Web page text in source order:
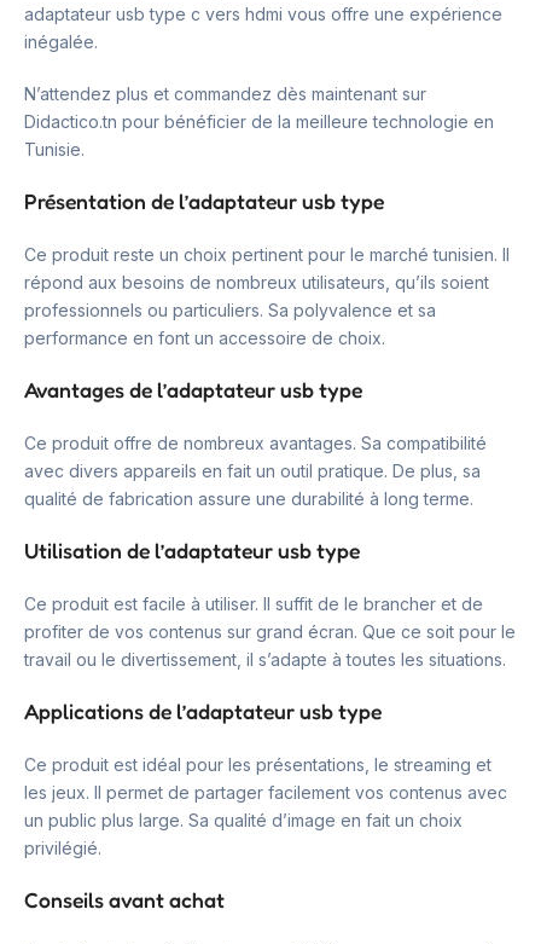
adaptateur usb type c vers hdmi vous offre une expérience
inégalée.
N’attendez plus et commandez dès maintenant sur
Didactico.tn pour bénéficier de la meilleure technologie en
Tunisie.
Présentation de l’adaptateur usb type
Ce produit reste un choix pertinent pour le marché tunisien. Il
répond aux besoins de nombreux utilisateurs, qu’ils soient
professionnels ou particuliers. Sa polyvalence et sa
performance en font un accessoire de choix.
Avantages de l’adaptateur usb type
Ce produit offre de nombreux avantages. Sa compatibilité
avec divers appareils en fait un outil pratique. De plus, sa
qualité de fabrication assure une durabilité à long terme.
Utilisation de l’adaptateur usb type
Ce produit est facile à utiliser. Il suffit de le brancher et de
profiter de vos contenus sur grand écran. Que ce soit pour le
travail ou le divertissement, il s’adapte à toutes les situations.
Applications de l’adaptateur usb type
Ce produit est idéal pour les présentations, le streaming et
les jeux. Il permet de partager facilement vos contenus avec
un public plus large. Sa qualité d’image en fait un choix
privilégié.
Conseils avant achat